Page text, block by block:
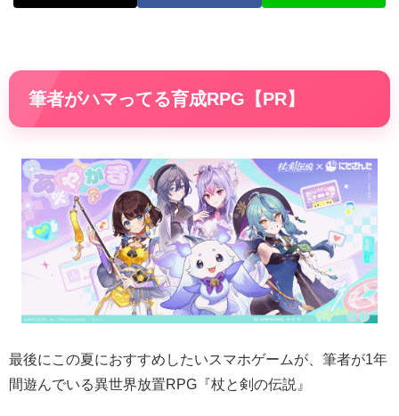
筆者がハマってる育成RPG【PR】
最後にこの夏におすすめしたいスマホゲームが、筆者が1年
間遊んでいる異世界放置RPG『杖と剣の伝説』